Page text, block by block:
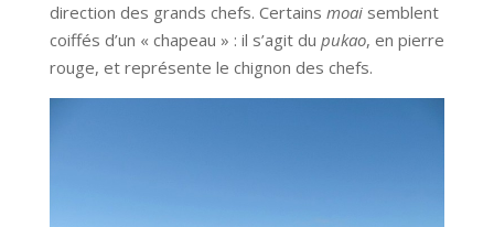
direction des grands chefs. Certains moaisemblent
coiffés d’un « chapeau » : il s’agit du pukao, en pierre
rouge, et représente le chignon des chefs.